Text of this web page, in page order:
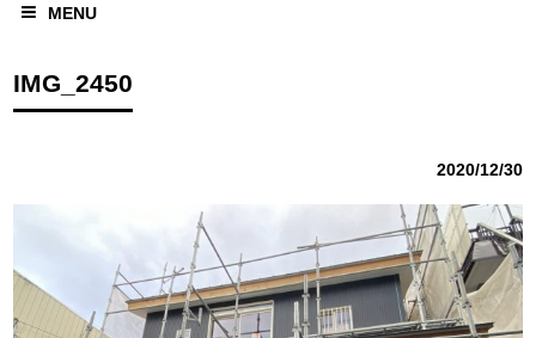
MENU
IMG_2450
2020/12/30